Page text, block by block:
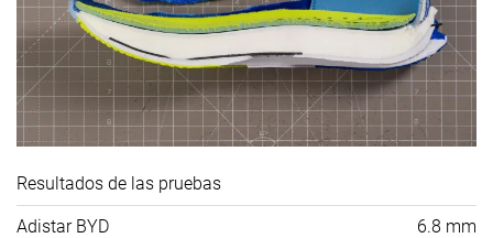
Resultados de las pruebas
Adistar BYD 6.8 mm